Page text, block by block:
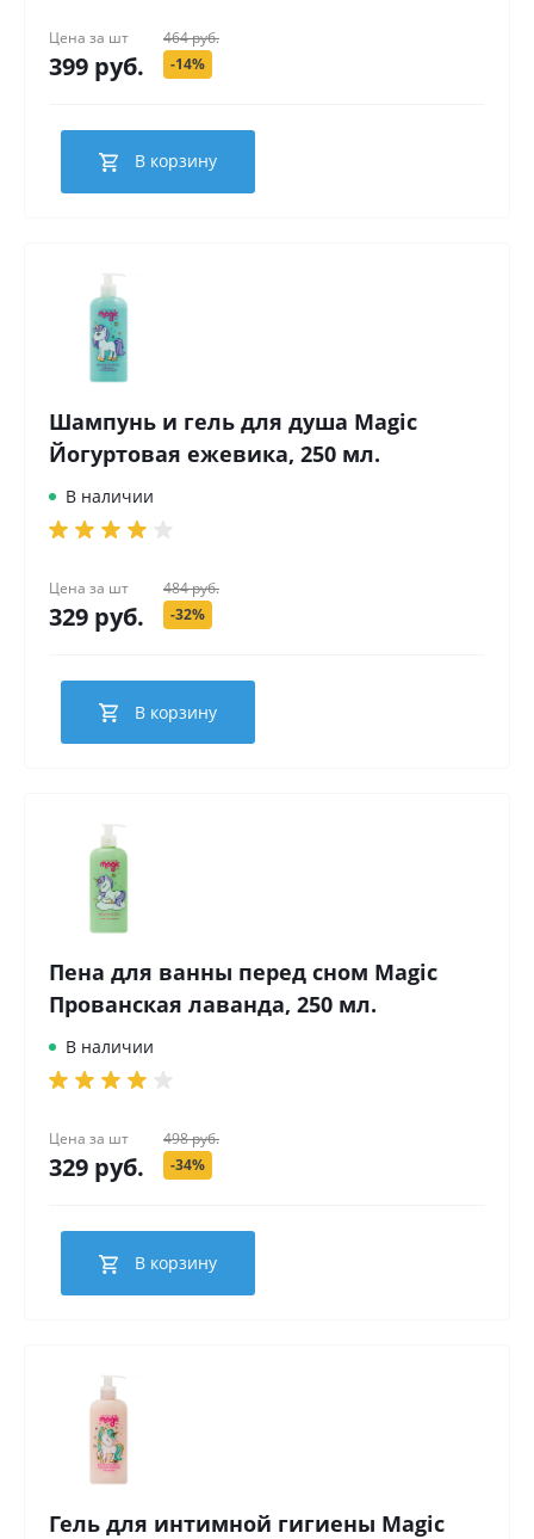
Цена за шт
399 руб.
464 руб.
-14%
В корзину
Шампунь и гель для душа Magic
Йогуртовая ежевика, 250 мл.
В наличии
Цена за шт
329 руб.
484 руб.
-32%
В корзину
Пена для ванны перед сном Magic
Прованская лаванда, 250 мл.
В наличии
Цена за шт
329 руб.
498 руб.
-34%
В корзину
Гель для интимной гигиены Magic